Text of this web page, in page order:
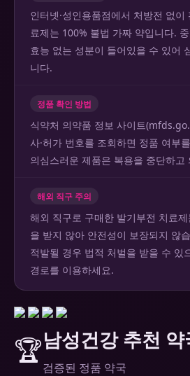
인터넷·성인용품점에서 처방전 없이
료제는 100% 불법 가짜 약입니다.
효능 없는 성분이 들어있을 수 있어
니다.
정품 확인 방법
식약처 의약품 정보 사이트
사·허가 번호를 조회하면 정품 여부
의심스러운 제품은 복용을 중단하고
해외 직구 주의
해외 직구로 구매한 발기부전 치료
을 받지 않아 안전성이 보장되지 않
적발될 경우 법적 처벌을 받을 수 있
경로를 이용하세요.
🏆남성건강 추천
검증된 정품 약국